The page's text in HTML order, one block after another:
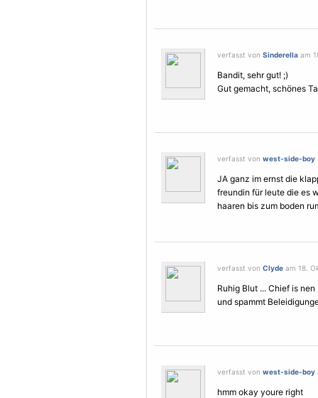
verfasst von Sinderella am
Bandit, sehr gut! ;)
Gut gemacht, schönes
verfasst von west-side-boy
JA ganz im ernst die
freundin für leute die es
haaren bis zum boden
verfasst von Clyde am 18.
Ruhig Blut ... Chief is
und spammt
verfasst von west-side-boy
hmm okay youre right